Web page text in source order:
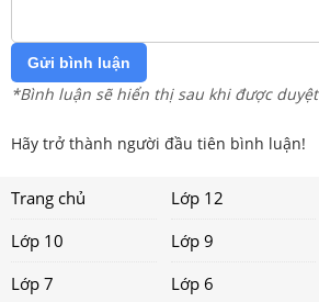
Gửi bình luận
*Bình luận sẽ hiển thị sau khi được duyệt
Hãy trở thành người đầu tiên bình luận!
Trang chủ Lớp 12
Lớp 10
Lớp 9
Lớp 7
Lớp 6